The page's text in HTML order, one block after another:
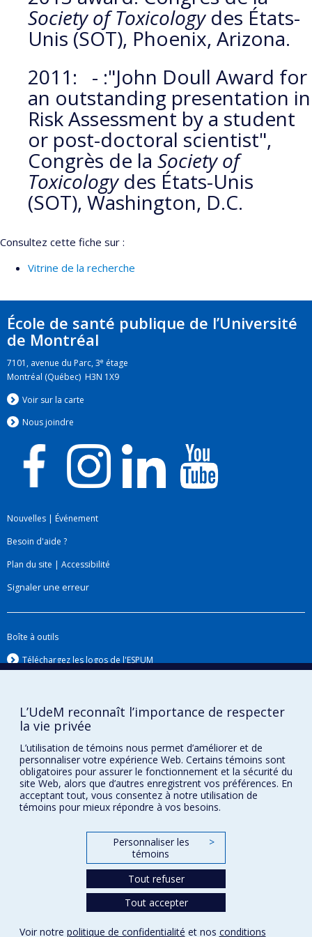
1626-44.
Valcke M, Bouchard M (2009).Determination of no-
observed effect level (NOEL)-biomarker equivalents to
pesticides in children. Environmental Health 8(5).
Valcke M, Krishnan K (2009)Physiologically-Based
Pharmacokinetic models in cancer risk assessmentCh. 21
Dans: CH Hsu, T Stedeford (eds). Cancer Risk
Assessment. Jon Wiley & Sons. Hoboken NJ
Society of Toxicologydes États-
Unis (SOT), Phoenix, Arizona.
2011: - :"John Doull Award for
an outstanding presentation in
Risk Assessment by a student
or post-doctoral scientist",
Congrès de la Society of
Toxicologydes États-Unis
(SOT), Washington, D.C.
Consultez cette fiche sur :
Vitrine de la recherche
École de santé publique de l’Université
de Montréal
7101, avenue du Parc, 3e étage
Montréal (Québec) H3N 1X9
Voir sur la carte
Nous joindre
Nouvelles | Événement
Besoin d'aide ?
Plan du site | Accessibilité
Signaler une erreur
Boîte à outils
Téléchargez les logos de l'ESPUM
Confidentialité
L’UdeM reconnaît l’importance de respecter
la vie privée
L’utilisation de témoins nous permet d’améliorer et de
personnaliser votre expérience Web. Certains témoins sont
obligatoires pour assurer le fonctionnement et la sécurité du
site Web, alors que d’autres enregistrent vos préférences. En
acceptant tout, vous consentez à notre utilisation de
témoins pour mieux répondre à vos besoins.
Personnaliser les
témoins
>
Tout refuser
Tout accepter
Voir notre politique de confidentialité et nos conditions